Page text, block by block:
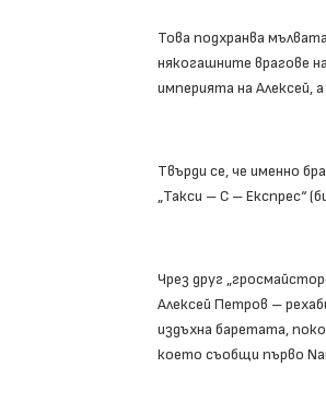
Това подхранва
някогашните врагове
империята на Алексей,
Твърди се, че именно
„Такси – С – Експрес“
Чрез друг
Алексей Петров –
издъхна баретата,
което съобщи първо